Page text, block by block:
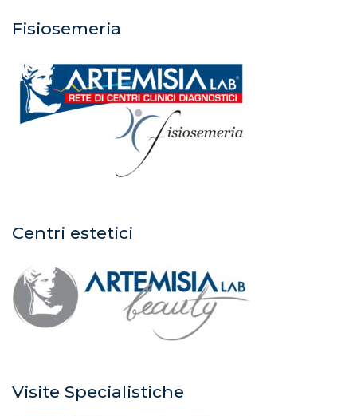
Fisiosemeria
Centri estetici
Visite Specialistiche